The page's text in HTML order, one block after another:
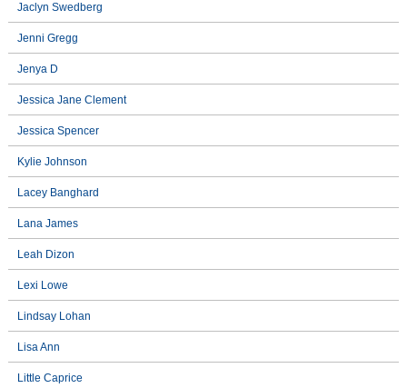
Jaclyn Swedberg
Jenni Gregg
Jenya D
Jessica Jane Clement
Jessica Spencer
Kylie Johnson
Lacey Banghard
Lana James
Leah Dizon
Lexi Lowe
Lindsay Lohan
Lisa Ann
Little Caprice